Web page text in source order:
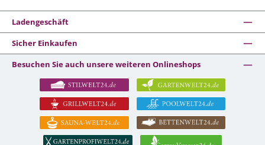
Ladengeschäft
Sicher Einkaufen
Besuchen Sie auch unsere weiteren Onlineshops